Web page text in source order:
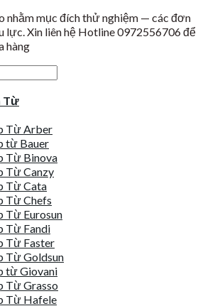
nhằm mục đích thử nghiệm — các đơn
lực. Xin liên hệ Hotline 0972556706 để
hàng
Từ
Từ Arber
từ Bauer
Từ Binova
Từ Canzy
Từ Cata
Từ Chefs
Từ Eurosun
Từ Fandi
Từ Faster
Từ Goldsun
từ Giovani
Từ Grasso
Từ Hafele